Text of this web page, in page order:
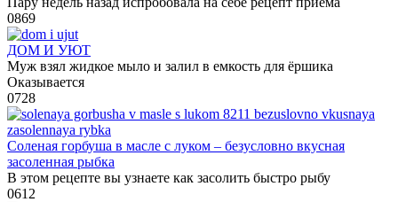
0869
ДОМ И УЮТ
Муж взял жидкое мыло и залил в емкость для ёршика
Оказывается
0728
Соленая горбуша в масле с луком – безусловно вкусная
засоленная рыбка
В этом рецепте вы узнаете как засолить быстро рыбу
0612